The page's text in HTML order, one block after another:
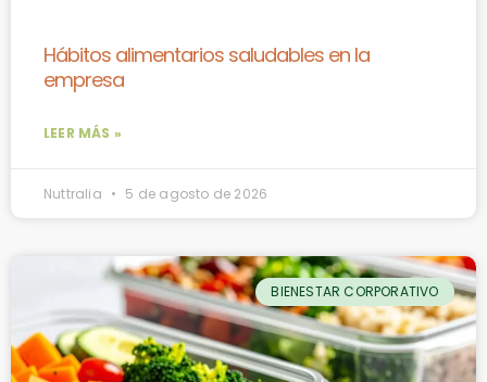
Hábitos alimentarios saludables en la
empresa
LEER MÁS »
Nuttralia 5 de agosto de 2026
BIENESTAR CORPORATIVO